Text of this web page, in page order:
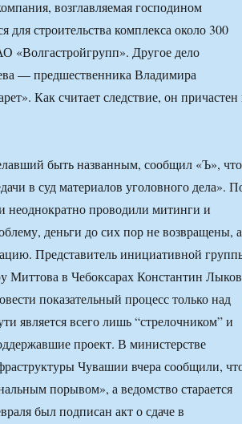
возглавляемая господином
строительства комплекса около 300
«Волгастройгрупп». Другое дело
— предшественника Владимира
Как считает следствие, он причастен
быть названным, сообщил «Ъ», что
в суд материалов уголовного дела».
неоднократно проводили митинги и
деньги до сих пор не возвращены, а
Представитель инициативной
Миттова в Чебоксарах Константин Лыков
показательный процесс только над
является всего лишь “стрелочником” и
проект. В министерстве
Чувашии вчера сообщили,
порывом», а ведомство старается
был подписан акт о сдаче в